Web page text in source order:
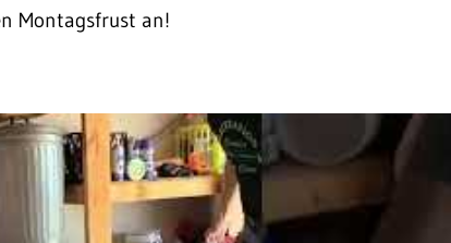
Montagsfrust an!